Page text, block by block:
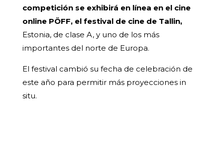
competición se exhibirá en línea en el cine
online PÖFF, el festival de cine de Tallin,
Estonia, de clase A, y uno de los más
importantes del norte de Europa.
El festival cambió su fecha de celebración de
este año para permitir más proyecciones in
situ.